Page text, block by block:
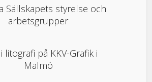
Sällskapets styrelse och
arbetsgrupper
litografi på KKV-Grafik i
Malmö